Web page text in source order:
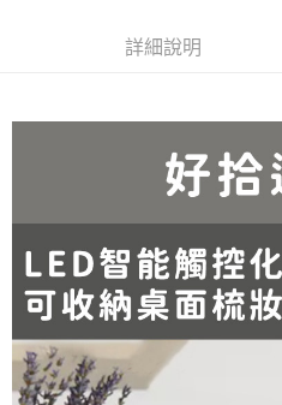
【「AFTEE先享後付」結帳流程】
ATM／網路銀行／等多元方式進行付款
※ 請注意：結帳手續完成當下不需立刻
購買商品的店家。未經商家同意取消之
後付繳納相關費用。
是否繳費成功／繳費後需取消欲退款
客戶支援中心」
https://
１．透過由恩沛科技股份有限公司提供
易，需依本服務之必要範圍內提供個人
權轉讓予恩沛科技股份有限公司。
每筆NT$80，滿NT$499(含以上)
每筆NT$100，滿NT$499(含以上)
貨到付款
每筆NT$150，滿NT$2,000(含以上
詳細說明